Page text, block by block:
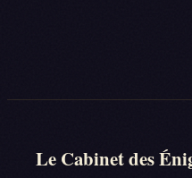
Le Cabinet des